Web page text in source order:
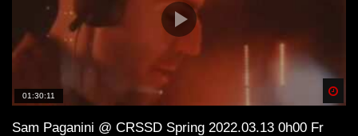
01:30:11
Sam Paganini @ CRSSD Spring 2022.03.13 0h00 Fr